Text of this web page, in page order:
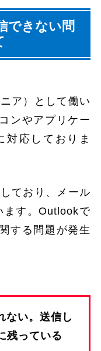
できない問
ア）として働い
ンやアプリケー
対応しておりま
ており、メール
ます。Outlookで
する問題が発生
い。送信し
残っている